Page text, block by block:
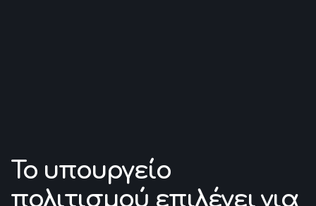
Το υπουργείο
πολιτισμού επιλέγει για